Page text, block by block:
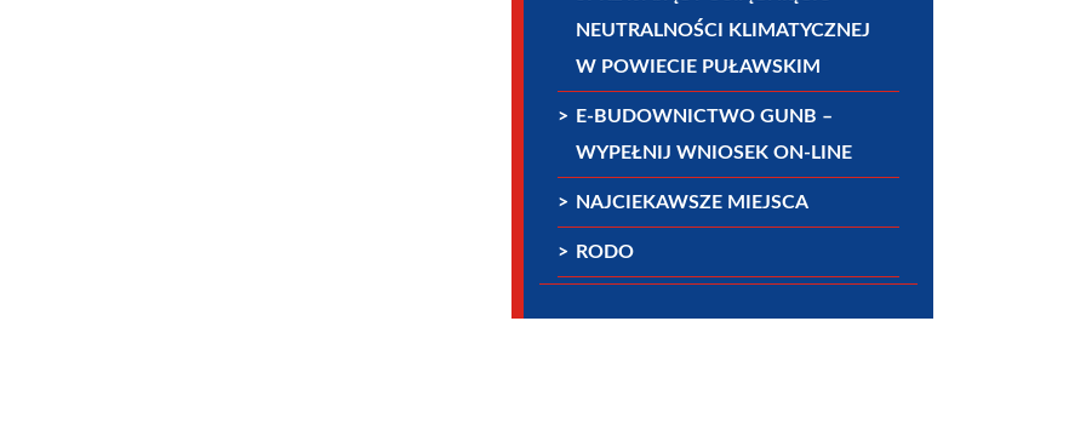
NEUTRALNOŚCI KLIMATYCZNEJ
W POWIECIE PUŁAWSKIM
E-BUDOWNICTWO GUNB –
WYPEŁNIJ WNIOSEK ON-LINE
NAJCIEKAWSZE MIEJSCA
RODO